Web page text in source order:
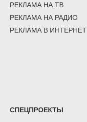
РЕКЛАМА НА ТВ
РЕКЛАМА НА РАДИО
РЕКЛАМА В ИНТЕРНЕТ
СПЕЦПРОЕКТЫ